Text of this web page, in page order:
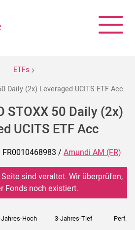
ETFs
Daily (2x) Leveraged UCITS ETF Acc
STOXX 50 Daily (2x)
UCITS ETF Acc
FR0010468983 / Amundi AM (FR)
sind veraltet. Wir überprüfen,
Fonds noch existiert.
Hoch 3-Jahres-Tief Perf. 5J